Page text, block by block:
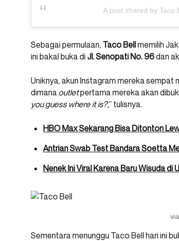
A post shared by Taco
Sebagai permulaan, Taco Bellmemilih
ini bakal buka di Jl. Senopati No. 96dan
Uniknya, akun Instagram mereka sempat
dimana outletpertama mereka akan
you guess where it is?,” tulisnya.
HBO Max Sekarang Bisa Ditonton
Antrian Swab Test Bandara Soetta
Nenek Ini Viral Karena Baru Wisuda di
Sementara menunggu Taco Bell hari ini